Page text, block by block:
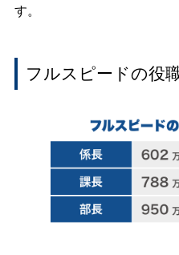
す。
フルスピードの役